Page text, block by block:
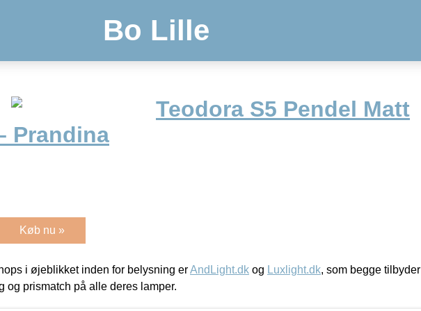
Bo Lille
Teodora S5 Pendel Matt
Prandina
Køb nu »
i øjeblikket inden for belysning erAndLight.dk og Luxlight.dk, som begge tilbyder
og prismatch på alle deres lamper.